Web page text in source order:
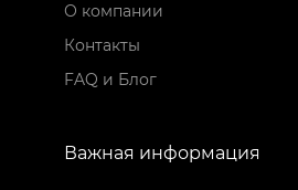
О компании
Контакты
FAQ и Блог
Важная информация